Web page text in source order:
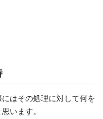
はその処理に対して何を
います。